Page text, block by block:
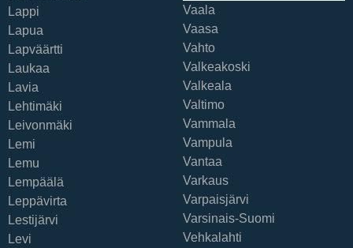
Lappi
Lapua
Lapväärtti
Laukaa
Lavia
Lehtimäki
Leivonmäki
Lemi
Lemu
Lempäälä
Leppävirta
Lestijärvi
Levi
Vaala
Vaasa
Vahto
Valkeakoski
Valkeala
Valtimo
Vammala
Vampula
Vantaa
Varkaus
Varpaisjärvi
Varsinais-Suomi
Vehkalahti